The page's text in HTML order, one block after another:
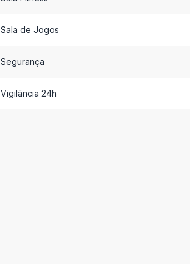
Sala de Jogos
Segurança
Vigilância 24h